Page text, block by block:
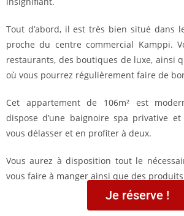
Tout d’abord, il est très bien situé dans
proche du centre commercial Kamppi.
restaurants, des boutiques de luxe, ainsi
où vous pourrez régulièrement faire de
Cet appartement de 106m² est
dispose d’une baignoire spa privative
vous délasser et en profiter à deux.
Vous aurez à disposition tout le
vous faire à manger ainsi que des
Je réserve !